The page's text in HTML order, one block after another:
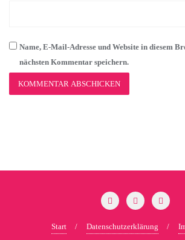
Name, E-Mail-Adresse und Website in diesem
nächsten Kommentar speichern.
Start Datenschutzerklärung